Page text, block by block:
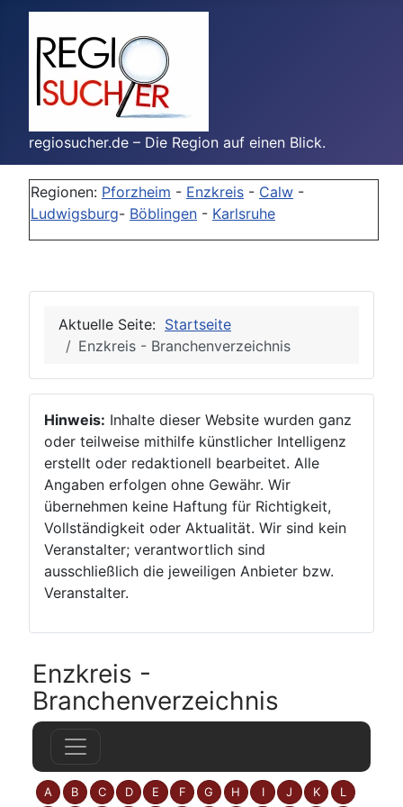
regiosucher.de – Die Region auf einen Blick.
Regionen: Pforzheim - Enzkreis - Calw -
Ludwigsburg- Böblingen - Karlsruhe
Aktuelle Seite: Startseite
Enzkreis - Branchenverzeichnis
Hinweis: Inhalte dieser Website wurden ganz
oder teilweise mithilfe künstlicher Intelligenz
erstellt oder redaktionell bearbeitet. Alle
Angaben erfolgen ohne Gewähr. Wir
übernehmen keine Haftung für Richtigkeit,
Vollständigkeit oder Aktualität. Wir sind kein
Veranstalter; verantwortlich sind
ausschließlich die jeweiligen Anbieter bzw.
Veranstalter.
Enzkreis -
Branchenverzeichnis
zeige Elemente mit Buchstabe:
A zeige Elemente mit Buchstabe:
B zeige Elemente mit Buchstabe:
C zeige Elemente mit Buchstabe:
D zeige Elemente mit Buchstabe:
E zeige Elemente mit Buchstabe:
F zeige Elemente mit Buchstabe:
G zeige Elemente mit
H zeige Elemente mit
I zeige Elemente
J zeige
K zeige
L